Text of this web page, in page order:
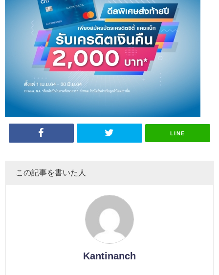
LINE
この記事を書いた人
Kantinanch